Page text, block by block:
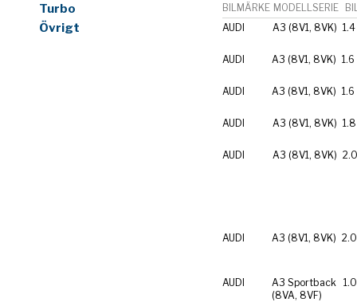
Turbo
Övrigt
BILMÄRKE MODELLSERIE
AUDI
A3 (8V1, 8VK)
AUDI A3 (8V1, 8VK) 1.6
AUDI A3 (8V1, 8VK) 1.6
AUDI A3 (8V1, 8VK)
AUDI A3 (8V1, 8VK)
AUDI A3 (8V1, 8VK)
AUDI
A3 Sportback
(8VA, 8VF)